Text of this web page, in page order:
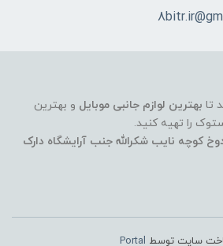
بهترین لوازم جانبی موبایل و بهترین
را تهیه کنید.
کوچه نایب شکرالله جنب آرایشگاه دارک
سایت توسط Portal